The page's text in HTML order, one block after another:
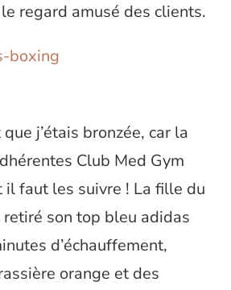
regard amusé des clients.
j’étais bronzée, car la
Club Med Gym
il faut les suivre ! La fille du
son top bleu adidas
d’échauffement,
orange et des